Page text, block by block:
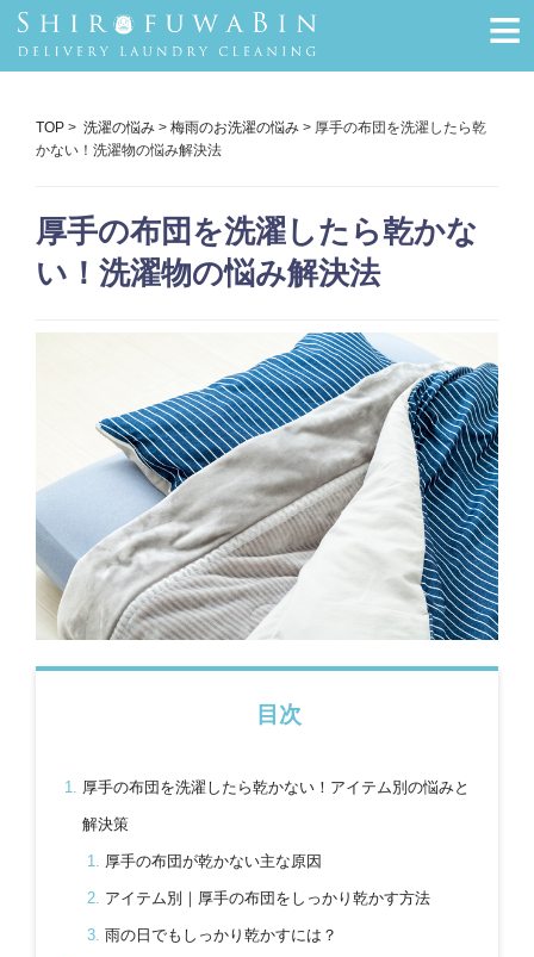
≡
TOP > 洗濯の悩み > 梅雨のお洗濯の悩み > 厚手の布団を洗濯したら乾
かない！洗濯物の悩み解決法
厚手の布団を洗濯したら乾かな
い！洗濯物の悩み解決法
目次
厚手の布団を洗濯したら乾かない！アイテム別の悩みと
解決策
厚手の布団が乾かない主な原因
アイテム別｜厚手の布団をしっかり乾かす方法
雨の日でもしっかり乾かすには？